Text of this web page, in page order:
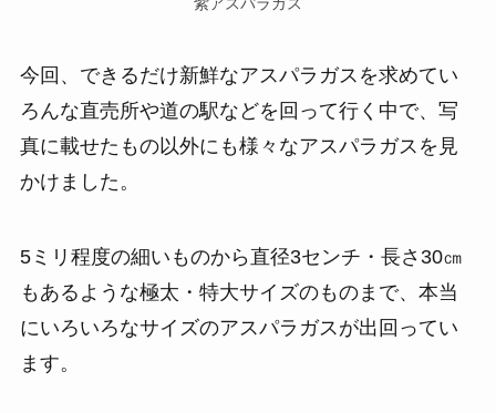
今回、できるだけ新鮮なアスパラガスを求めてい
ろんな直売所や道の駅などを回って行く中で、写
真に載せたもの以外にも様々なアスパラガスを見
かけました。
5ミリ程度の細いものから直径3センチ・長さ30㎝
もあるような極太・特大サイズのものまで、本当
にいろいろなサイズのアスパラガスが出回ってい
ます。